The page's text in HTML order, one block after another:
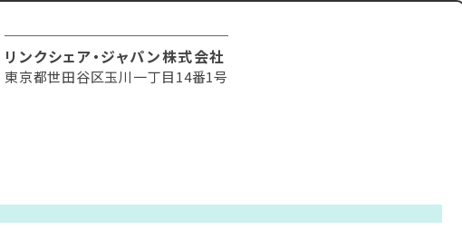
リンクシェア・ジャパン株式会社
東京都世田谷区玉川一丁目14番1号